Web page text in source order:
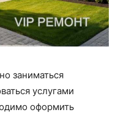
заниматься
услугами
оформить